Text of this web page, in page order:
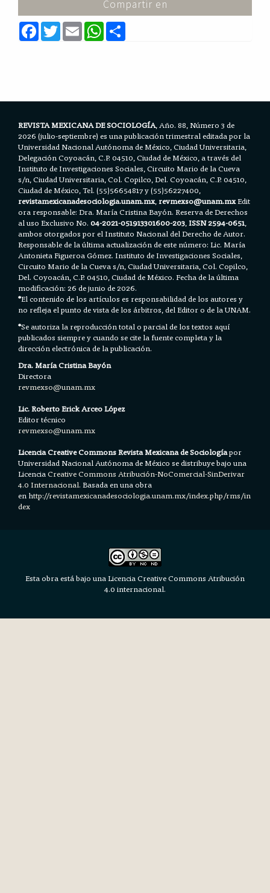
Compartir en
F
a
c
T
w
E
m
a
W
h
a
REVISTA MEXICANA DE SOCIOLOGÍA, Año. 88, Número 3 de
2026 (julio-septiembre) es una publicación trimestral editada por la
Universidad Nacional Autónoma de México, Ciudad Universitaria,
Delegación Coyoacán, C.P. 04510, Ciudad de México, a través del
Instituto de Investigaciones Sociales, Circuito Mario de la Cueva
s/n, Ciudad Universitaria, Col. Copilco, Del. Coyoacán, C.P. 04510,
Ciudad de México, Tel. (55)56654817 y (55)56227400,
revistamexicanadesociologia.unam.mx,revmexso@unam.mxEdit
ora responsable: Dra. María Cristina Bayón. Reserva de Derechos
al uso Exclusivo No.04-2021-051913301600-203,ISSN 2594-0651,
ambos otorgados por el Instituto Nacional del Derecho de Autor.
Responsable de la última actualización de este número: Lic. María
Antonieta Figueroa Gómez. Instituto de Investigaciones Sociales,
Circuito Mario de la Cueva s/n, Ciudad Universitaria, Col. Copilco,
Del. Coyoacán, C.P. 04510, Ciudad de México. Fecha de la última
modificación: 26 de junio de 2026.
*El contenido de los artículos es responsabilidad de los autores y
no refleja el punto de vista de los árbitros, del Editor o de la UNAM.
*Se autoriza la reproducción total o parcial de los textos aquí
publicados siempre y cuando se cite la fuente completa y la
dirección electrónica de la publicación.
Dra. María Cristina Bayón
Directora
revmexso@unam.mx
Lic. Roberto Erick Arceo López
Editor técnico
revmexso@unam.mx
Licencia Creative Commons Revista Mexicana de Sociologíapor
Universidad Nacional Autónoma de México se distribuye bajo una
LicenciaCreative Commons Atribución-NoComercial-SinDerivar
4.0 Internacional.Basada en una obra
en http://revistamexicanadesociologia.unam.mx/index.php/rms/in
dex
Esta obra está bajo una Licencia Creative Commons Atribución
4.0 internacional.